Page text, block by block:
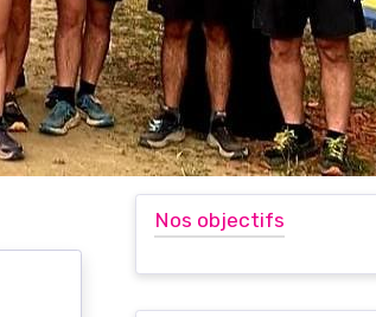
Nos objectifs